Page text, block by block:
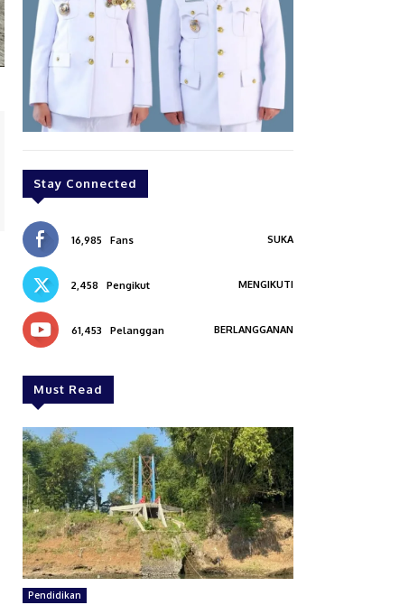
Stay Connected
16,985 Fans SUKA
2,458 Pengikut MENGIKUTI
61,453 Pelanggan BERLANGGANAN
Must Read
Pendidikan